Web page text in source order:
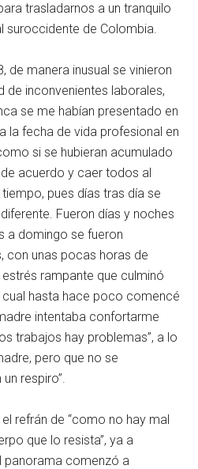
trasladarnos a un tranquilo
suroccidente de Colombia.
de manera inusual se vinieron
de inconvenientes laborales,
se me habían presentado en
la fecha de vida profesional en
si se hubieran acumulado
acuerdo y caer todos al
pues días tras día se
Fueron días y noches
a domingo se fueron
con unas pocas horas de
rampante que culminó
cual hasta hace poco comencé
intentaba confortarme
trabajos hay problemas”, a lo
pero que no se
respiro”.
refrán de “como no hay mal
que lo resista”, ya a
panorama comenzó a